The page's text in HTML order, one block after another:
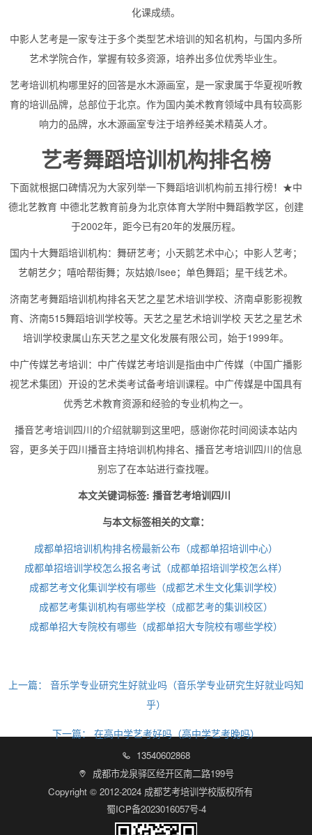
化课成绩。
中影人艺考是一家专注于多个类型艺术培训的知名机构，与国内多所
艺术学院合作，掌握有较多资源，培养出多位优秀毕业生。
艺考培训机构哪里好的回答是水木源画室，是一家隶属于华夏视听教
育的培训品牌，总部位于北京。作为国内美术教育领域中具有较高影
响力的品牌，水木源画室专注于培养经美术精英人才。
艺考舞蹈培训机构排名榜
下面就根据口碑情况为大家列举一下舞蹈培训机构前五排行榜！★中
德北艺教育 中德北艺教育前身为北京体育大学附中舞蹈教学区，创建
于2002年，距今已有20年的发展历程。
国内十大舞蹈培训机构：舞研艺考；小天鹅艺术中心；中影人艺考；
艺朝艺夕；嘻哈帮街舞；灰姑娘/Isee；单色舞蹈；星干线艺术。
济南艺考舞蹈培训机构排名天艺之星艺术培训学校、济南卓影影视教
育、济南515舞蹈培训学校等。天艺之星艺术培训学校 天艺之星艺术
培训学校隶属山东天艺之星文化发展有限公司，始于1999年。
中广传媒艺考培训：中广传媒艺考培训是指由中广传媒（中国广播影
视艺术集团）开设的艺术类考试备考培训课程。中广传媒是中国具有
优秀艺术教育资源和经验的专业机构之一。
播音艺考培训四川的介绍就聊到这里吧，感谢你花时间阅读本站内
容，更多关于四川播音主持培训机构排名、播音艺考培训四川的信息
别忘了在本站进行查找喔。
本文关键词标签: 播音艺考培训四川
与本文标签相关的文章：
成都单招培训机构排名榜最新公布（成都单招培训中心）
成都单招培训学校怎么报名考试（成都单招培训学校怎么样）
成都艺考文化集训学校有哪些（成都艺术生文化集训学校）
成都艺考集训机构有哪些学校（成都艺考的集训校区）
成都单招大专院校有哪些（成都单招大专院校有哪些学校）
上一篇：
音乐学专业研究生好就业吗（音乐学专业研究生好就业吗知
乎）
下一篇： 在高中学艺考好吗（高中学艺考晚吗）
 13540602868

成都市龙泉驿区经开区南二路199号
Copyright © 2012-2024 成都艺考培训学校版权所有
蜀ICP备2023016057号-4